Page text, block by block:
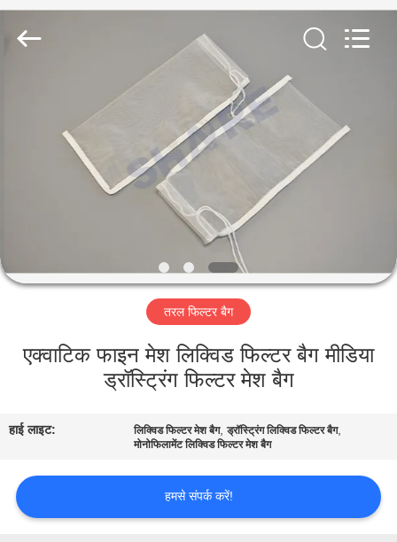
हमारे
बारे
दौरा
गुणवत्ता
नियंत्रण
2026
Group
Limited.
तरल फिल्टर बैग
एक्वाटिक फाइन मेश लिक्विड फिल्टर बैग मीडिया
ड्रॉस्ट्रिंग फिल्टर मेश बैग
हाई लाइट: लिक्विड फिल्टर मेश बैग,ड्रॉस्ट्रिंग लिक्विड फिल्टर बैग,
मोनोफिलामेंट लिक्विड फिल्टर मेश बैग
हमसे संपर्क करें!